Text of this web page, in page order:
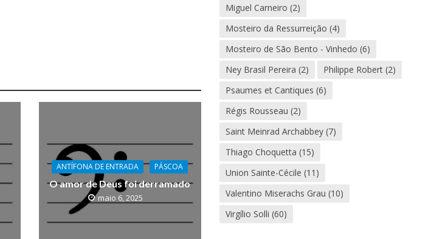
ANTÍFONA DE ENTRADA PÁSCOA
O amor de Deus foi derramado
maio 6, 2025
Miguel Carneiro (2)
Mosteiro da Ressurreição (4)
Mosteiro de São Bento - Vinhedo (6)
Ney Brasil Pereira (2) Philippe Robert (2)
Psaumes et Cantiques (6)
Régis Rousseau (2)
Saint Meinrad Archabbey (7)
Thiago Choquetta (15)
Union Sainte-Cécile (11)
Valentino Miserachs Grau (10)
Virgílio Solli (60)